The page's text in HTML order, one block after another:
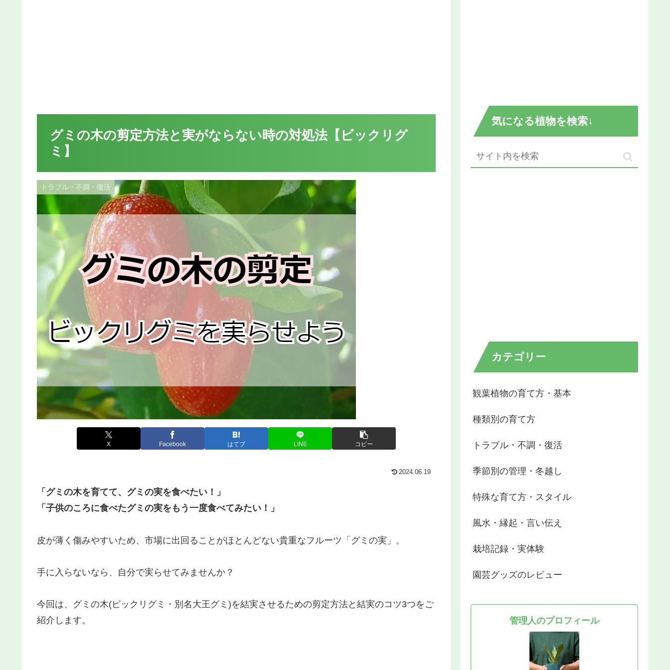
グミの木の剪定方法と実がならない時の対処法【ビックリグ
ミ】
トラブル・不調・復活
X Facebook はてブ LINE コピー
2024.06.19
「グミの木を育てて、グミの実を食べたい！」
「子供のころに食べたグミの実をもう一度食べてみたい！」
皮が薄く傷みやすいため、市場に出回ることがほとんどない貴重なフルーツ「グミの実」。
手に入らないなら、自分で実らせてみませんか？
今回は、グミの木(ビックリグミ・別名大王グミ)を結実させるための剪定方法と結実のコツ3つをご
紹介します。
気になる植物を検索↓
カテゴリー
観葉植物の育て方・基本
種類別の育て方
トラブル・不調・復活
季節別の管理・冬越し
特殊な育て方・スタイル
風水・縁起・言い伝え
栽培記録・実体験
園芸グッズのレビュー
管理人のプロフィール